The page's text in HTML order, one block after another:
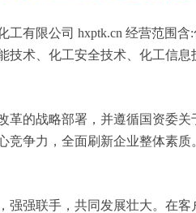
有限公司 hxptk.cn 经营范围
术、化工安全技术、化工信
的战略部署，并遵循国资委
争力，全面刷新企业整体素
强联手，共同发展壮大。在